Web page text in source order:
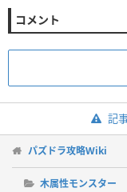
コメント
記
パズドラ攻略Wiki
木属性モンスター